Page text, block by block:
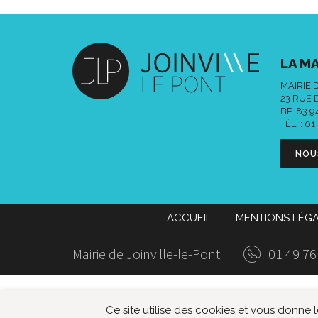
Ce site utilise des cookies et vous
LA
MAIRIE
23 RUE
BP. 83
TÉL. : 01
ACCUEIL MENTIONS
Mairie de Joinville-le-Pont 01 49